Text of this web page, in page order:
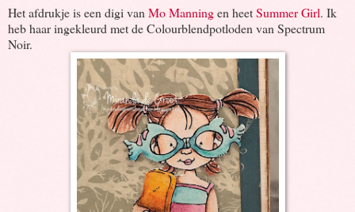
Het afdrukje is een digi van Mo Manningen heetSummer Girl. Ik
heb haar ingekleurd met de Colourblendpotloden van Spectrum
Noir.